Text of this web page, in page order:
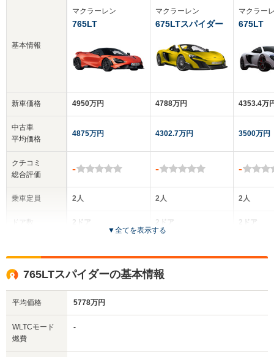
基本情報
新車価格
中古車
平均価格
クチコミ
総合評価
乗車定員
ドア数
サイズ
(全長x全幅x全高)
マクラーレン
765LT
4950万円
4875万円
-
2人
2ドア
1.93m
マクラーレン
675LTスパイダー
4788万円
4302.7万円
-
2人
2ドア
2.1m
マクラー
675LT
4353.4万
3500万円
-
2人
2ドア
▼全てを表示する
765LTスパイダーの基本情報
平均価格 5778万円
WLTCモード
燃費
-